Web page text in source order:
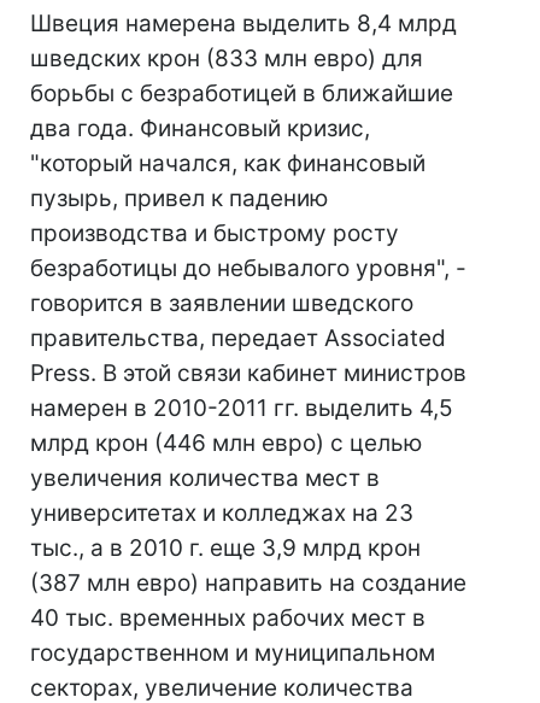
Швеция намерена выделить 8,4 млрд
шведских крон (833 млн евро) для
борьбы с безработицей в ближайшие
два года. Финансовый кризис,
"который начался, как финансовый
пузырь, привел к падению
производства и быстрому росту
безработицы до небывалого уровня", -
говорится в заявлении шведского
правительства, передает Associated
Press. В этой связи кабинет министров
намерен в 2010-2011 гг. выделить 4,5
млрд крон (446 млн евро) с целью
увеличения количества мест в
университетах и колледжах на 23
тыс., а в 2010 г. еще 3,9 млрд крон
(387 млн евро) направить на создание
40 тыс. временных рабочих мест в
государственном и муниципальном
секторах, увеличение количества